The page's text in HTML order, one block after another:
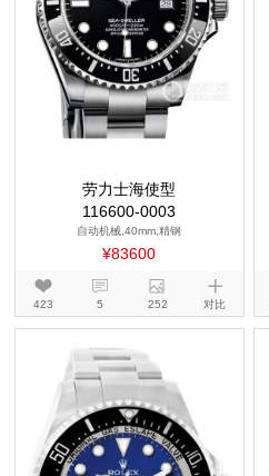
劳力士海使型
116600-0003
自动机械,40mm,精钢
¥83600
423 5 252 对比